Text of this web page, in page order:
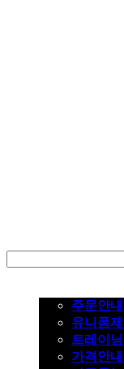
주문안내
유니폼
트레이
가격안내